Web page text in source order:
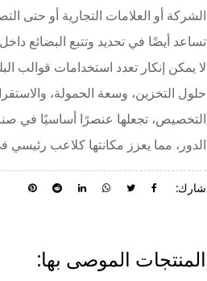
الشركة أو العلامات التجارية أو حتى
تساعد أيضًا في تحديد وتتبع البضائع
لا يمكن إنكار تعدد استخدامات قوالب
حلول التخزين، وسعة الحمولة،
التخصيص، تجعلها عنصرًا أساسيًا في
الدور، مما يعزز مكانتها كلاعب رئيسي
شارك:
المنتجات الموصى بها: